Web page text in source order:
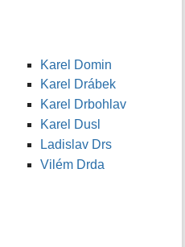
Karel Domin
Karel Drábek
Karel Drbohlav
Karel Dusl
Ladislav Drs
Vilém Drda